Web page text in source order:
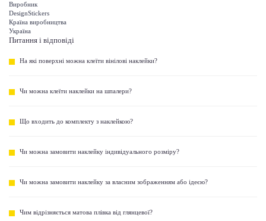
Виробник
DesignStickers
Країна виробництва
Україна
Питання і відповіді
На які поверхні можна клеїти вінілові наклейки?
Чи можна клеїти наклейки на шпалери?
Що входить до комплекту з наклейкою?
Чи можна замовити наклейку індивідуального розміру?
Чи можна замовити наклейку за власним зображенням або ідеєю?
Чим відрізняється матова плівка від глянцевої?